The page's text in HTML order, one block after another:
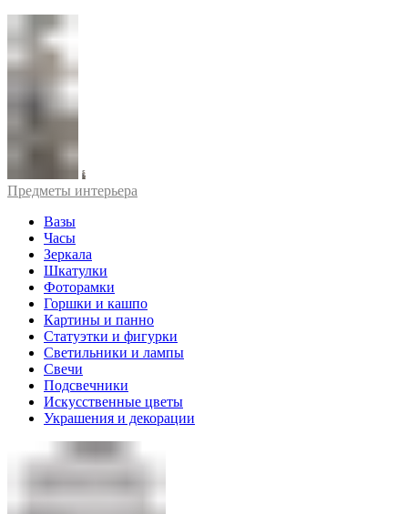
Предметы интерьера
Вазы
Часы
Зеркала
Шкатулки
Фоторамки
Горшки и кашпо
Картины и панно
Статуэтки и фигурки
Светильники и лампы
Свечи
Подсвечники
Искусственные цветы
Украшения и декорации